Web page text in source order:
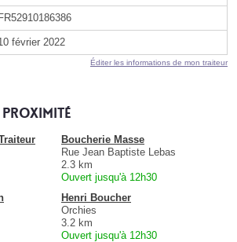
février 2022
Éditer les informations de mon traiteur
Boucherie Masse
Rue Jean Baptiste Lebas
2.3 km
Ouvert jusqu'à 12h30
Henri Boucher
Orchies
3.2 km
Ouvert jusqu'à 12h30